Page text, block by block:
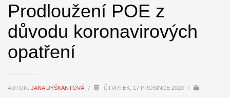
Prodloužení POE z
důvodu koronavirových
opatření
AUTOR: JANA DYŠKANTOVÁ / ČTVRTEK, 17 PROSINCE 2020 /